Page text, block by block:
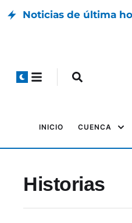
Noticias de última
INICIO CUENCA
Historias